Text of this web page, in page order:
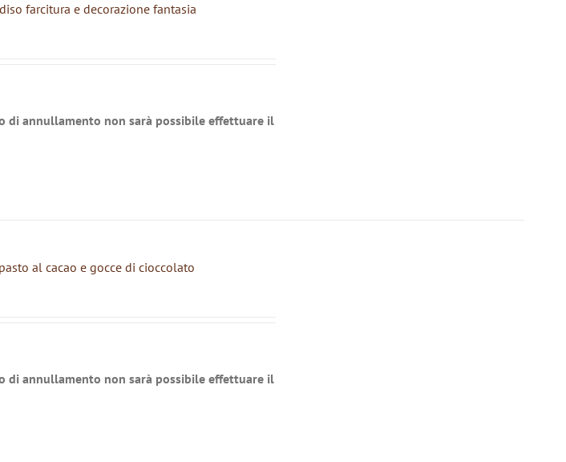
farcitura e decorazione fantasia
di annullamento non sarà possibile effettuare il
al cacao e gocce di cioccolato
di annullamento non sarà possibile effettuare il